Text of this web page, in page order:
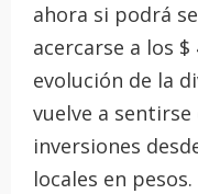
ahora si podrá
acercarse a los
evolución de la
vuelve a
inversiones
locales en